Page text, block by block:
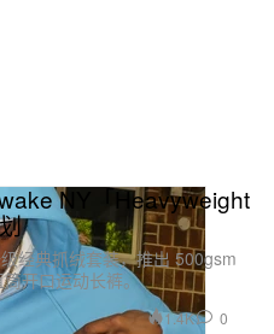
NY「Heavyweight
经典抓绒套装，推出 500gsm
开口运动长裤。
1.4K 0